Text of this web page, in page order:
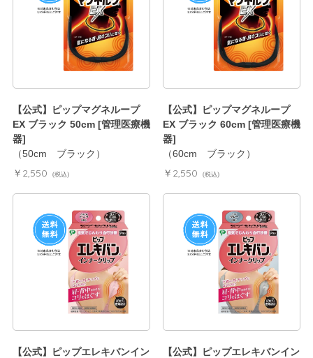
【公式】ピップマグネループ
EX ブラック 50cm [管理医療機
器]
（50cm ブラック）
￥2,550 (税込)
【公式】ピップマグネループ
EX ブラック 60cm [管理医療機
器]
（60cm ブラック）
￥2,550 (税込)
【公式】ピップエレキバンイン
【公式】ピップエレキバンイン